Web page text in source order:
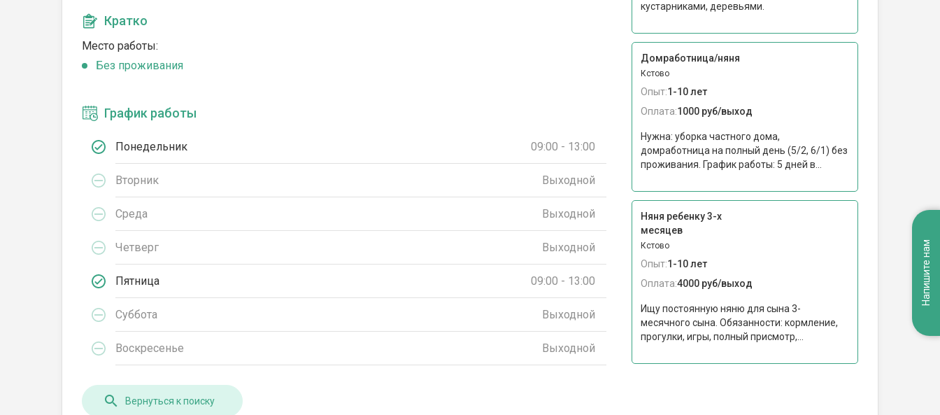
Кратко
Место работы:
Без проживания
График работы
Понедельник 09:00 - 13:00
Вторник Выходной
Среда Выходной
Четверг Выходной
Пятница 09:00 - 13:00
Суббота Выходной
Воскресенье Выходной
кустарниками, деревьями.
Домработница/няня
Кстово
Опыт:1-10 лет
Оплата:1000 руб/выход
Нужна: уборка частного дома,
домработница на полный день (5/2, 6/1) без
проживания. График работы: 5 дней в...
Няня ребенку 3-х
месяцев
Кстово
Опыт:1-10 лет
Оплата:4000 руб/выход
Ищу постоянную няню для сына 3-
месячного сына. Обязанности: кормление,
прогулки, игры, полный присмотр,...
Вернуться к поиску
Напишите нам